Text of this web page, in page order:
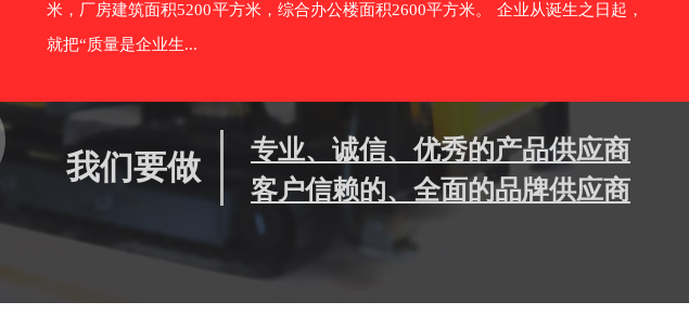
米，厂房建筑面积5200平方米，综合办公楼面积2600平方米。 企业从诞生之日起，
就把“质量是企业生...
我们要做
专业、诚信、优秀的产品供应商
客户信赖的、全面的品牌供应商